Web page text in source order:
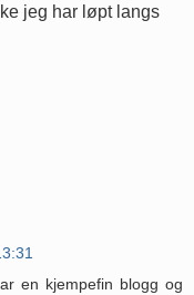
jeg har løpt langs
en kjempefin blogg og